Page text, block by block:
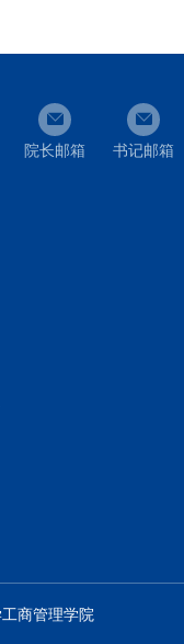
院长邮箱 书记邮箱
商管理学院